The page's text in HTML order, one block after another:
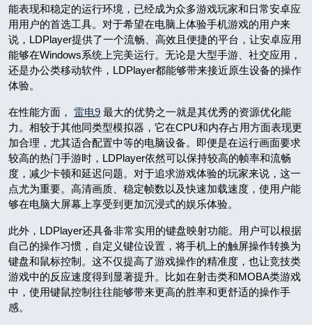
能表现和稳定的运行环境，已经成为众多游戏玩家和日常安卓应
用用户的首选工具。对于希望在电脑上体验手机游戏的用户来
说，LDPlayer提供了一个流畅、高效且便捷的平台，让安卓应用
能够在Windows系统上完美运行。无论是大型手游、社交应用，
还是办公类移动软件，LDPlayer都能够带来接近原生设备的操作
体验。
在性能方面， 雷电9 最大的优势之一就是其优秀的资源优化能
力。相较于其他同类型模拟器，它在CPU和内存占用方面表现更
加合理，尤其适合配置中等的电脑设备。即便是在运行画面要求
较高的热门手游时，LDPlayer依然可以保持较高的帧率和流畅
度，减少卡顿和延迟问题。对于追求游戏体验的玩家来说，这一
点尤为重要。高清画质、稳定帧数以及快速加载速度，使用户能
够在电脑大屏幕上享受到更加沉浸式的娱乐体验。
此外，LDPlayer还具备非常实用的键盘映射功能。用户可以根据
自己的操作习惯，自定义键位设置，将手机上的触屏操作转换为
键盘和鼠标控制。这不仅提高了游戏操作的精准度，也让竞技类
游戏中的反应速度得到显著提升。比如在射击类和MOBA类游戏
中，使用键鼠控制往往能够带来更高的胜率和更舒适的操作手
感。